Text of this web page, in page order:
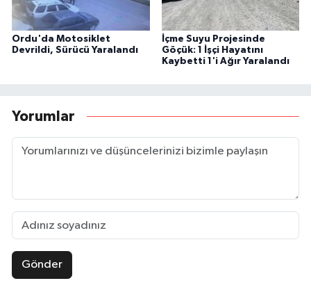
Ordu'da Motosiklet
Devrildi, Sürücü Yaralandı
İçme Suyu Projesinde
Göçük: 1 İşçi Hayatını
Kaybetti 1'i Ağır Yaralandı
Yorumlar
Gönder